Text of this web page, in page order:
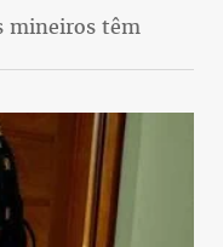
mineiros têm